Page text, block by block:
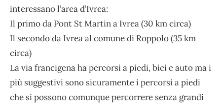
interessano l’area d’Ivrea:
Il primo da Pont St Martin a Ivrea (30 km circa)
Il secondo da Ivrea al comune di Roppolo (35 km
circa)
La via francigena ha percorsi a piedi, bici e auto ma i
più suggestivi sono sicuramente i percorsi a piedi
che si possono comunque percorrere senza grandi